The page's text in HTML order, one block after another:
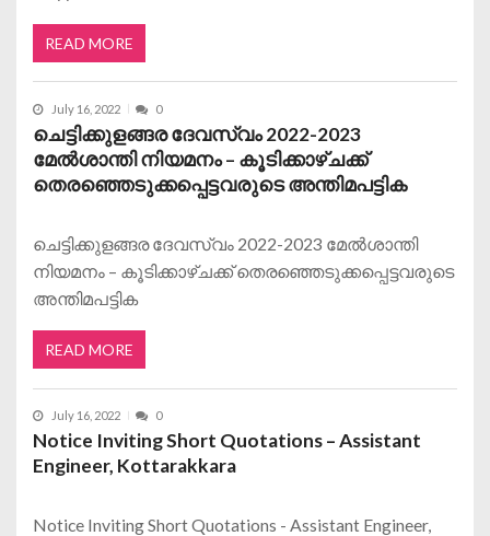
READ MORE
July 16, 2022 0
ചെട്ടിക്കുളങ്ങര ദേവസ്വം 2022-2023
മേൽശാന്തി നിയമനം – കൂടിക്കാഴ്ചക്ക്
തെരഞ്ഞെടുക്കപ്പെട്ടവരുടെ അന്തിമപട്ടിക
ചെട്ടിക്കുളങ്ങര ദേവസ്വം 2022-2023 മേൽശാന്തി
നിയമനം – കൂടിക്കാഴ്ചക്ക് തെരഞ്ഞെടുക്കപ്പെട്ടവരുടെ
അന്തിമപട്ടിക
READ MORE
July 16, 2022 0
Notice Inviting Short Quotations – Assistant
Engineer, Kottarakkara
Notice Inviting Short Quotations - Assistant Engineer,